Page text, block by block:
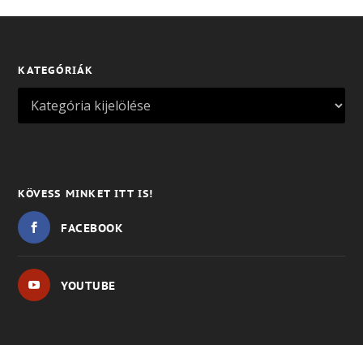
KATEGÓRIÁK
KÖVESS MINKET ITT IS!
FACEBOOK
YOUTUBE